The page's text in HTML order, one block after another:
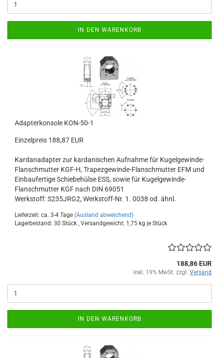
IN DEN WARENKORB
Adapterkonsole KON-50-1
Einzelpreis 188,87 EUR
Kardanadapter zur kardanischen Aufnahme für Kugelgewinde-
Flanschmutter KGF-H, Trapezgewinde-Flanschmutter EFM und
Einbaufertige Schiebehülse ESS, sowie für Kugelgewinde-
Flanschmutter KGF nach DIN 69051
Werkstoff: S235JRG2, Werkstoff-Nr. 1. 0038 od. ähnl.
Lieferzeit: ca. 3-4 Tage (Ausland abweichend)
Lagerbestand: 30 Stück , Versandgewicht: 1,75 kg je Stück
188,86 EUR
inkl. 19% MwSt. zzgl. Versand
IN DEN WARENKORB